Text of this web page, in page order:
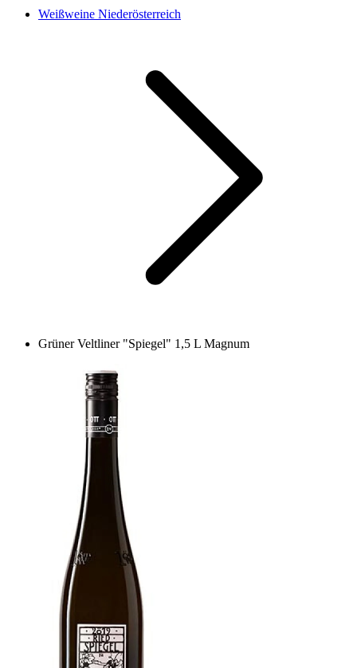
Weißweine Niederösterreich
Grüner Veltliner "Spiegel" 1,5 L Magnum